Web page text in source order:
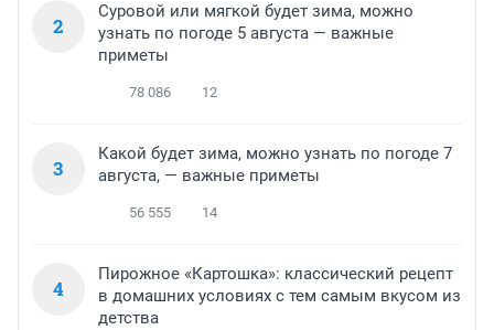
2
Суровой или мягкой будет зима, можно
узнать по погоде 5 августа — важные
приметы
78 086 12
3
Какой будет зима, можно узнать по погоде 7
августа, — важные приметы
56 555 14
4
Пирожное «Картошка»: классический рецепт
в домашних условиях с тем самым вкусом из
детства